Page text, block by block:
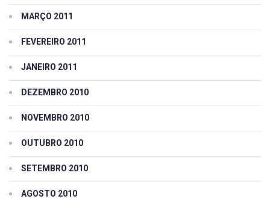
MARÇO 2011
FEVEREIRO 2011
JANEIRO 2011
DEZEMBRO 2010
NOVEMBRO 2010
OUTUBRO 2010
SETEMBRO 2010
AGOSTO 2010